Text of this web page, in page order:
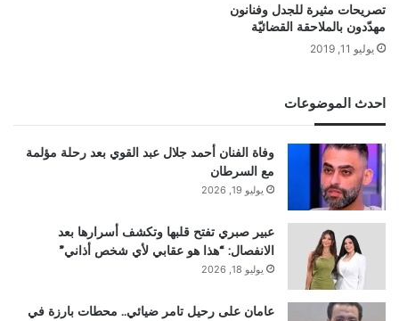
تصريحات مثيرة للجدل وفنانون
مهدّدون بالملاحقة القضائيّة
يوليو 11, 2019
احدث الموضوعات
وفاة الفنان أحمد جلال عبد القوي بعد رحلة مؤلمة
مع السرطان
يوليو 19, 2026
عبير صبري تفتح قلبها وتكشف أسرارها بعد
الانفصال: “هذا هو عقابي لأي شخص أذاني”
يوليو 18, 2026
عامان على رحيل تامر ضيائي.. محطات بارزة في